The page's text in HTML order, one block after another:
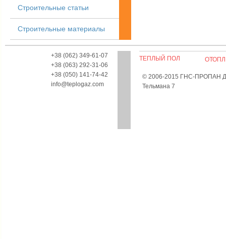
Строительные статьи
Строительные материалы
+38 (062) 349-61-07
+38 (063) 292-31-06
+38 (050) 141-74-42
info@teplogaz.com
ТЕПЛЫЙ ПОЛ
© 2006-2015 ГНС-ПРОПАН
Тельмана 7